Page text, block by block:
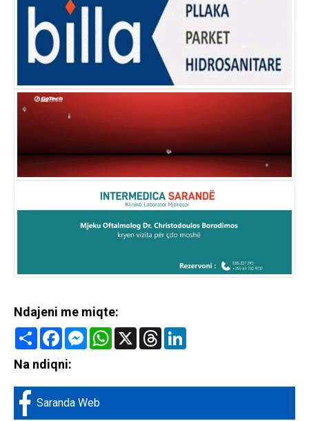
Ndajeni me miqte:
Share FacebookMessenger
WhatsApp
X Threads
Na ndiqni:
Saranda Web